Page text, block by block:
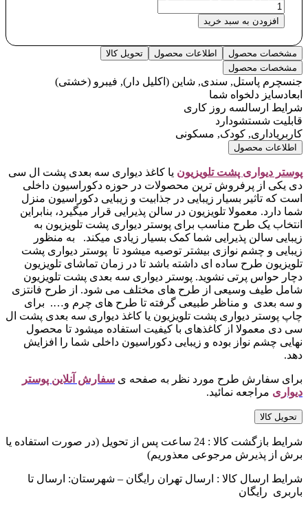
افزودن به سبد خرید
مشخصات محصول اطلاعات محصول
تحویل کالا
مشخصات محصول
جنسچرم پاستل, سندی, شاین (اکلیل دار), فیبرو (خشتی)
ابعادسایز دلخواه شما
شرایط ارسالسه روز کاری
قابلیت شستشودارد
کاربریاداری, کودک, مسکونی
اطلاعات محصول
پوستر دیواری پشت تلویزیون یا کاغذ دیواری سه بعدی پشت ال سی
دی یکی از پرفروش ترین محصولات در حوزه دکوراسیون داخلی
است که تاثیر بسیار زیبایی در جذابیت و زیبایی دکوراسیون منزل
شما دارد. معمولا تلویزیون در سالن پذیرایی قرار میگیرد، بنابراین
انتخاب یک طرح مناسب برای پوستر دیواری پشت تلویزیون به
زیبایی سالن پذیرایی شما کمک بسیار زیادی میکند. به منظور
زیبایی و چشم نوازی بیشتر توصیه میشود تا پوستر دیواری پشت
تلویزیون طرح ساده ای داشته باشد تا در زمان تماشای تلویزیون
دچار حواس پرتی نشوید. پوستر دیواری سه بعدی پشت تلویزیون
شامل طیف وسیعی از طرح های مختلف می شود. از طرح فانتزی
و سه بعدی و مناظر طبیعی گرفته تا طرح های چرم و…. برای
چاپ پوستر دیواری پشت تلویزیون یا کاغذ دیواری سه بعدی پشت ال
سی دی معمولا از کاغذهای با کیفیت استفاده میشود تا محصول
نهایی چشم نواز بوده و زیبایی دکوراسیون داخلی شما را افزایش
دهد.
برای سفارش طرح مورد نظر به صفحه ی سفارش آنلاین پوستر
دیواری مراجعه نمائید.
تحویل کالا
شرایط بازگشت کالا : 24 ساعت پس از تحویل (در صورت استفاده یا
برش از پذیرش مرجوعی معذوریم)
شرایط ارسال کالا : ارسال تهران رایگان – شهرستان: ارسال تا
باربری رایگان